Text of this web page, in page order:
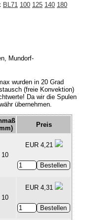
BL71 100 125 140 180
wurden in 20 Grad
(freie Konvektion)
Da wir die Spulen
übernehmen.
Preis
10
EUR 4,21
10
EUR 4,31